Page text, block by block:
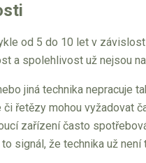
od 5 do 10 let v
a spolehlivost už nejsou
jiná technika nepracuje
řetězy mohou vyžadovat
zařízení často
signál, že technika už není